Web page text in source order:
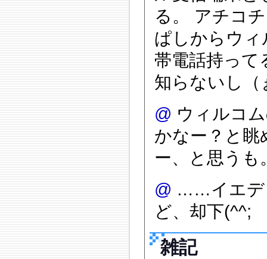
る。 アチコ
ぱしからウ
帯電話持って
知らないし（
@ ウィルコ
かなー？と
ー、と思うも
@ ……イエデ
ど、却下(^^;
雑記